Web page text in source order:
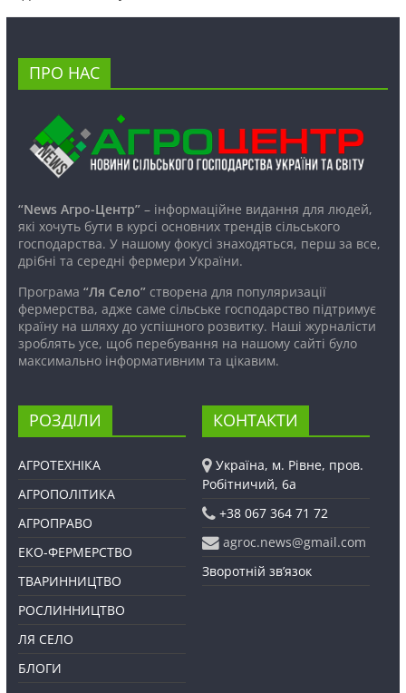
ПРО НАС
“News Агро-Центр”– інформаційне видання для людей,
які хочуть бути в курсі основних трендів сільського
господарства. У нашому фокусі знаходяться, перш за все,
дрібні та середні фермери України.
Програма “Ля Село”створена для популяризації
фермерства, адже саме сільське господарство підтримує
країну на шляху до успішного розвитку. Наші журналісти
зроблять усе, щоб перебування на нашому сайті було
максимально інформативним та цікавим.
РОЗДІЛИ
АГРОТЕХНІКА
АГРОПОЛІТИКА
АГРОПРАВО
ЕКО-ФЕРМЕРСТВО
ТВАРИННИЦТВО
РОСЛИННИЦТВО
ЛЯ СЕЛО
БЛОГИ
КОНТАКТИ
Україна, м. Рівне, пров.
Робітничий, 6а
+38 067 364 71 72
agroc.news@gmail.com
Зворотній зв’язок